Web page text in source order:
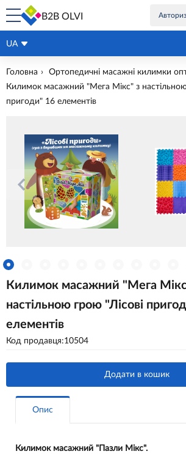
B2B OLVI
UA
Головна
Ортопедичні масажні килимки
Килимок масажний "Мега Мікс" з настільною
пригоди" 16 елементів
Килимок масажний "Мега
настільною грою "Лісові
елементів
Код продавця:10504
Додати в кошик
Опис
Килимок масажний "Пазли Мікс".